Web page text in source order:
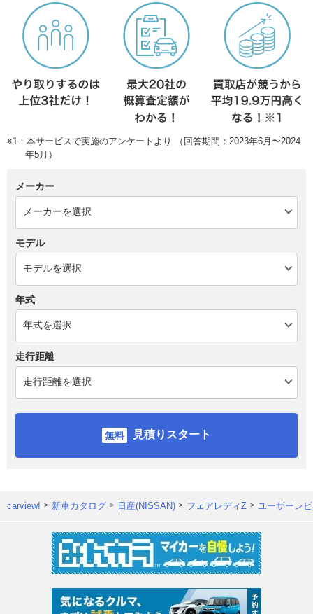
※1：本サービスで実施のアンケートより （回答期間：2023年6月〜2024
年5月）
メーカー
モデル
年式
走行距離
見積りスタート
carview! 新車カタログ 日産(NISSAN) フェアレディZ ユーザーレ